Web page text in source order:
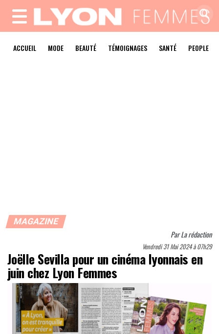
MENU
ACCUEIL MODE BEAUTÉ TÉMOIGNAGES SANTÉ PEOPLE
MAGAZINE
ParLa rédaction
Vendredi 31 Mai 2024 à 07h29
Joëlle Sevilla pour un cinéma lyonnais en
juin chez Lyon Femmes